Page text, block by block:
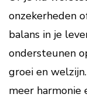
onzekerheden
balans in je
ondersteunen
groei en
meer harmonie